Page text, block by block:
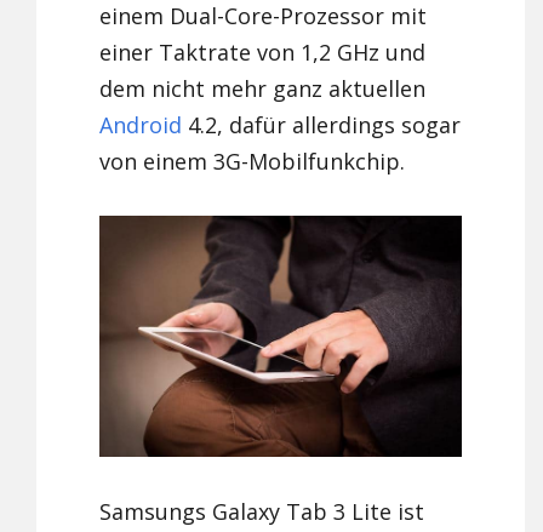
einem Dual-Core-Prozessor mit
einer Taktrate von 1,2 GHz und
dem nicht mehr ganz aktuellen
Android 4.2, dafür allerdings sogar
von einem 3G-Mobilfunkchip.
Samsungs Galaxy Tab 3 Lite ist